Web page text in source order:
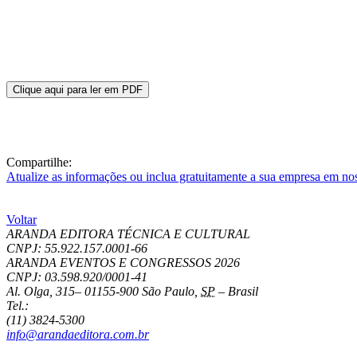
Clique aqui para ler em PDF
Compartilhe:
Atualize as informações ou inclua gratuitamente a sua empresa em
Voltar
ARANDA EDITORA TÉCNICA E CULTURAL
CNPJ: 55.922.157.0001-66
ARANDA EVENTOS E CONGRESSOS 2026
CNPJ: 03.598.920/0001-41
Al. Olga, 315– 01155-900 São Paulo SP – Brasil
Tel.:
(11) 3824-5300
info@arandaeditora.com.br